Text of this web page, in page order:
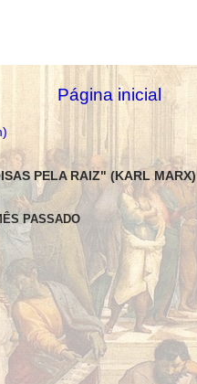
Página inicial
PELA RAIZ" (KARL MARX)
PASSADO